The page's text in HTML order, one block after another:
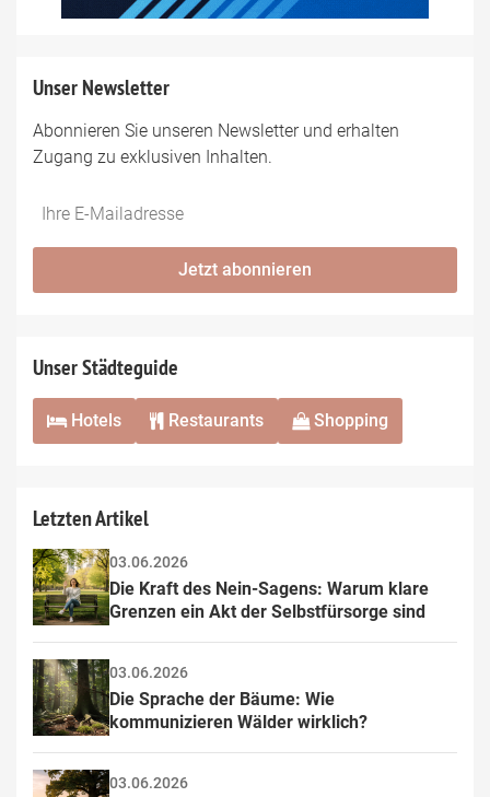
Unser Newsletter
Abonnieren Sie unseren Newsletter und erhalten
Zugang zu exklusiven Inhalten.
Do
*Ihre
Jetzt abonnieren
Unser Städteguide
Hotels Restaurants Shopping
Letzten Artikel
03.06.2026
Die Kraft des Nein-Sagens: Warum klare
Grenzen ein Akt der Selbstfürsorge sind
03.06.2026
Die Sprache der Bäume: Wie
kommunizieren Wälder wirklich?
03.06.2026